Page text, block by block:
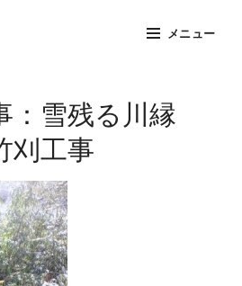
メニュー
：雪残る川縁
刈工事